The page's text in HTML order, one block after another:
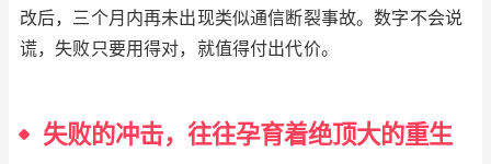
改后，三个月内再未出现类似通信断裂事故。数字不会说
谎，失败只要用得对，就值得付出代价。
失败的冲击，往往孕育着绝顶大的重生